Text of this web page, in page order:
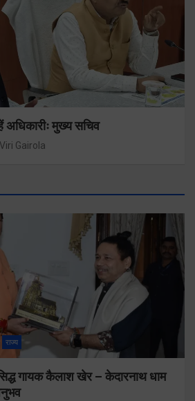
अधिकारीः मुख्य सचिव
Viri Gairola
राज्य
गायक कैलाश खेर – केदारनाथ धाम